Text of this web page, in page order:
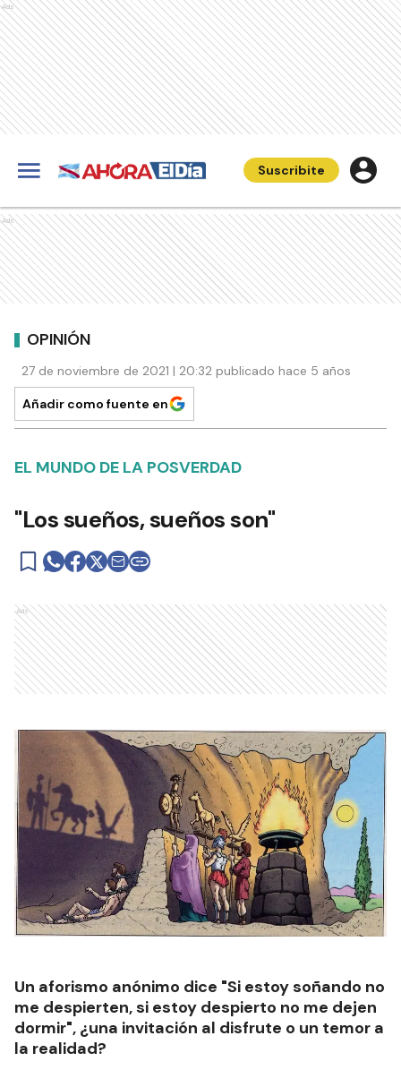
Ads
Suscribite
Ads
OPINIÓN
27 de noviembre de 2021 | 20:32 publicado hace 5 años
Añadir como fuente en
EL MUNDO DE LA POSVERDAD
"Los sueños, sueños son"
Ads
Un aforismo anónimo dice "Si estoy soñando no
me despierten, si estoy despierto no me dejen
dormir", ¿una invitación al disfrute o un temor a
la realidad?